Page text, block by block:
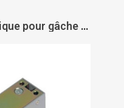
Boîtier de mise en applique pour gâche 331 pour verrouillages d'issue de secours - EFF EFF